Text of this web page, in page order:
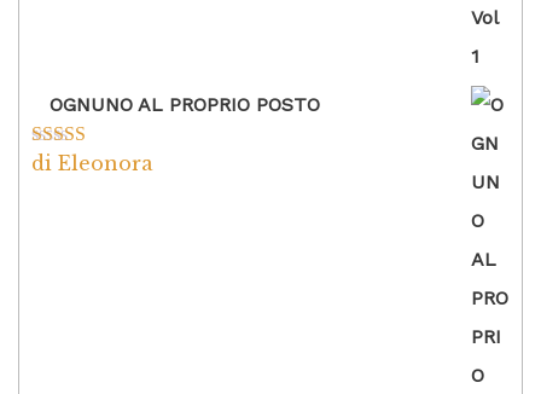
OGNUNO AL PROPRIO POSTO
Valutato5su
di Eleonora